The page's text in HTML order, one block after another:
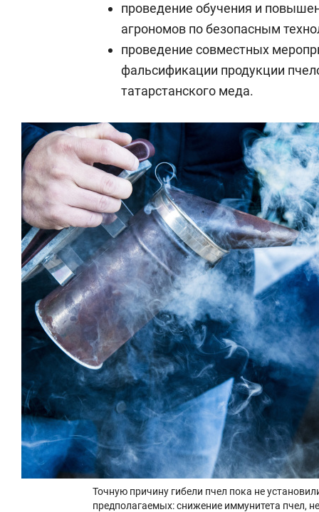
проведение обучения и
агрономов по безопасным
проведение совместных
фальсификации продукции
татарстанского меда.
Точную причину гибели пчел пока не
предполагаемых: снижение иммунитета пчел,